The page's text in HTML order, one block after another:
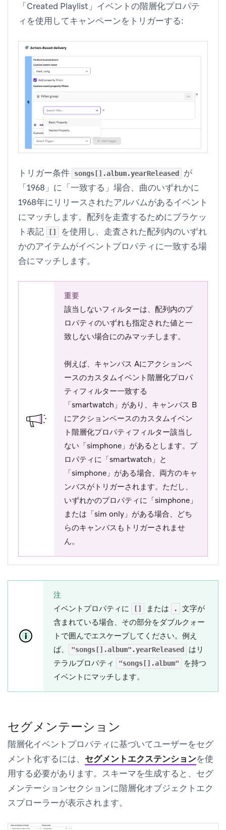
「Created Playlist」イベントの階層化プロパテ
ィを使用してキャンペーンをトリガーする:
トリガー条件 songs[].album.yearReleased
が
「1968」に「一致する」場合、曲のいずれかに
1968年にリリースされたアルバムがあるイベント
にマッチします。配列を走査するためにブラケッ
ト表記
[] を使用し、走査された配列内のいずれ
かのアイテムがイベントプロパティに一致する場
合にマッチします。
重要
該当しないフィルターは、配列内のプ
ロパティのいずれも指定された値と一
致しない場合にのみマッチします。
例えば、キャンバス Aにアクションベ
ースのカスタムイベント階層化プロパ
ティフィルター一致する
「smartwatch」があり、キャンバス B
にアクションベースのカスタムイベン
ト階層化プロパティフィルター該当し
ない 「simphone」があるとします。プ
ロパティに「smartwatch」と
「simphone」がある場合、両方のキャ
ンバスがトリガーされます。ただし、
いずれかのプロパティに「simphone」
または「sim only」がある場合、どち
らのキャンバスもトリガーされませ
ん。
注
イベントプロパティに
[] または .
文字が
含まれている場合、その部分をダブルクォー
トで囲んでエスケープしてください。例え
ば、
"songs[].album".yearReleased
はリ
テラルプロパティ
"songs[].album"
を持つ
イベントにマッチします。
セグメンテーション
階層化イベントプロパティに基づいてユーザーをセグ
メント化するには、 セグメントエクステンションを使
用する必要があります。スキーマを生成すると、セグ
メンテーションセクションに階層化オブジェクトエク
スプローラーが表示されます。